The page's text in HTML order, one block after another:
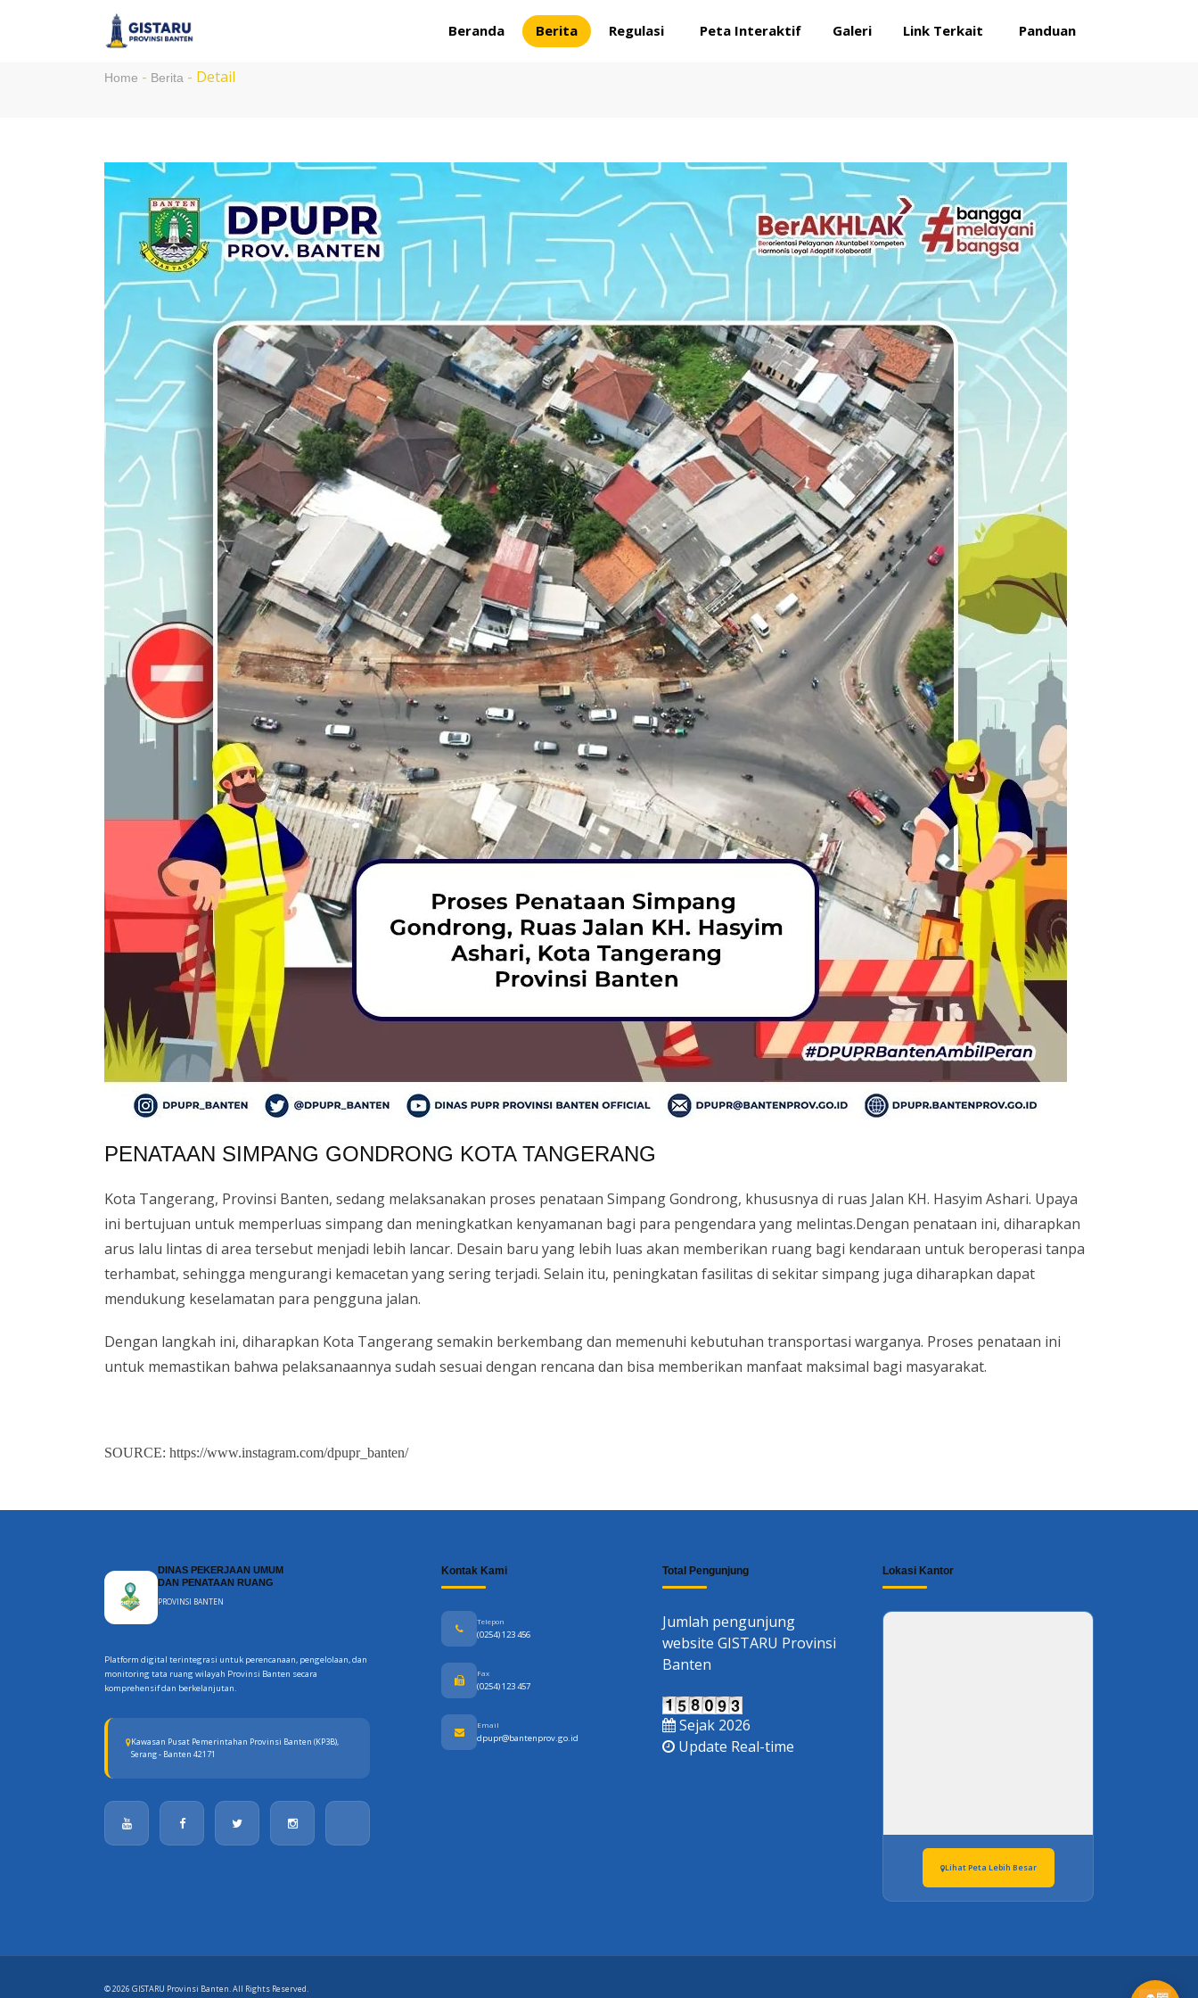
Beranda Berita Regulasi Peta Interaktif Galeri Link Terkait Panduan
PENATAAN SIMPANG GONDRONG KOTA TANGERANG
Home - Berita - Detail
PENATAAN SIMPANG GONDRONG KOTA TANGERANG
Kota Tangerang, Provinsi Banten, sedang melaksanakan proses penataan Simpang Gondrong, khususnya di ruas Jalan KH. Hasyim Ashari. Upaya
ini bertujuan untuk memperluas simpang dan meningkatkan kenyamanan bagi para pengendara yang melintas.Dengan penataan ini, diharapkan
arus lalu lintas di area tersebut menjadi lebih lancar. Desain baru yang lebih luas akan memberikan ruang bagi kendaraan untuk beroperasi tanpa
terhambat, sehingga mengurangi kemacetan yang sering terjadi. Selain itu, peningkatan fasilitas di sekitar simpang juga diharapkan dapat
mendukung keselamatan para pengguna jalan.
Dengan langkah ini, diharapkan Kota Tangerang semakin berkembang dan memenuhi kebutuhan transportasi warganya. Proses penataan ini
untuk memastikan bahwa pelaksanaannya sudah sesuai dengan rencana dan bisa memberikan manfaat maksimal bagi masyarakat.
SOURCE: https://www.instagram.com/dpupr_banten/
DINAS PEKERJAAN UMUM
DAN PENATAAN RUANG
PROVINSI BANTEN
Platform digital terintegrasi untuk perencanaan, pengelolaan, dan
monitoring tata ruang wilayah Provinsi Banten secara
komprehensif dan berkelanjutan.
Kawasan Pusat Pemerintahan Provinsi Banten (KP3B),
Serang - Banten 42171
Kontak Kami
Telepon
(0254) 123 456
Fax
(0254) 123 457
Email
dpupr@bantenprov.go.id
Total Pengunjung
Jumlah pengunjung
website GISTARU Provinsi
Banten
Sejak 2026
Update Real-time
Lokasi Kantor
Lihat Peta Lebih Besar
© 2026 GISTARU Provinsi Banten. All Rights Reserved.